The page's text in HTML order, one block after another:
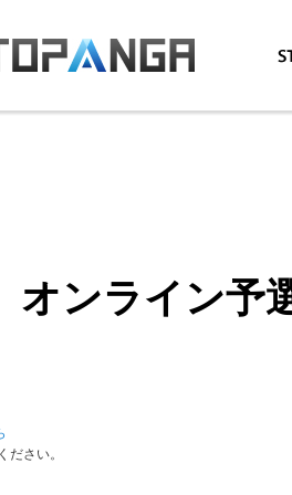
ンライン予
ださい。